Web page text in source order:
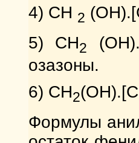
4) СН 2
5) CH2
озазоны.
6) CH2
Формулы